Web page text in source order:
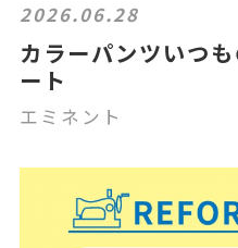
2026.06.28
カラーパンツいつ
ート
エミネント